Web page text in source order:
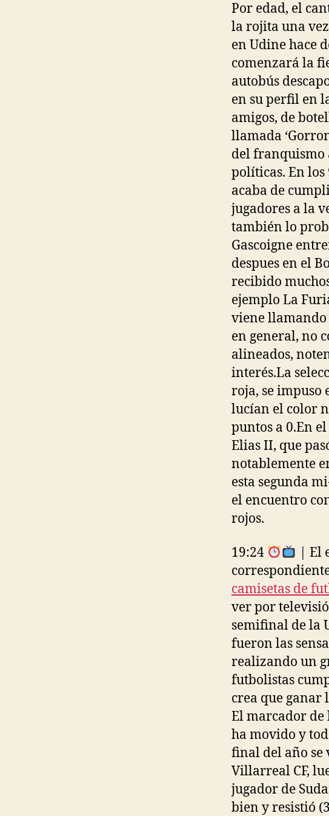
Por edad, el
la rojita una
en Udine hace
comenzará la
autobús
en su perfil en
amigos, de
llamada
del franquismo
políticas. En
acaba de
jugadores a la
también lo
Gascoigne
despues en el
recibido
ejemplo La
viene llamando
en general, no
alineados,
interés.La
roja, se impuso
lucían el color
puntos a 0.En
Elias II, que
notablemente
esta segunda
el encuentro
rojos.
19:24
| El
camisetas de
ver por
semifinal de la
fueron las
realizando un
futbolistas
crea que ganar
El marcador de
ha movido y
final del año se
Villarreal CF,
jugador de
bien y resistió